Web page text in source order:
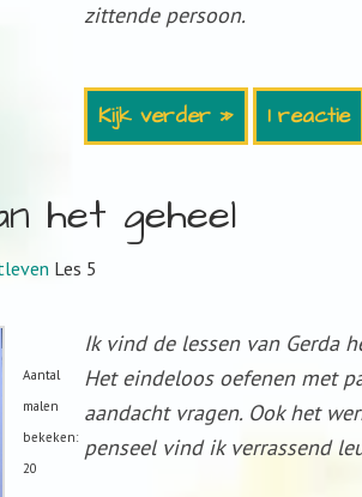
zittende persoon.
Kijk verder » 1 reactie
het geheel
Les 5
Aantal
malen
bekeken:
20
Ik vind de lessen van Gerda
Het eindeloos oefenen met
aandacht vragen. Ook het
penseel vind ik verrassend